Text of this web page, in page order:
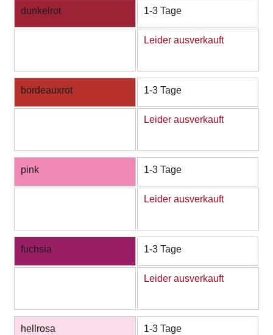
dunkelrot 1-3 Tage
Leider ausverkauft
bordeauxrot 1-3 Tage
Leider ausverkauft
pink 1-3 Tage
Leider ausverkauft
fuchsia 1-3 Tage
Leider ausverkauft
hellrosa 1-3 Tage